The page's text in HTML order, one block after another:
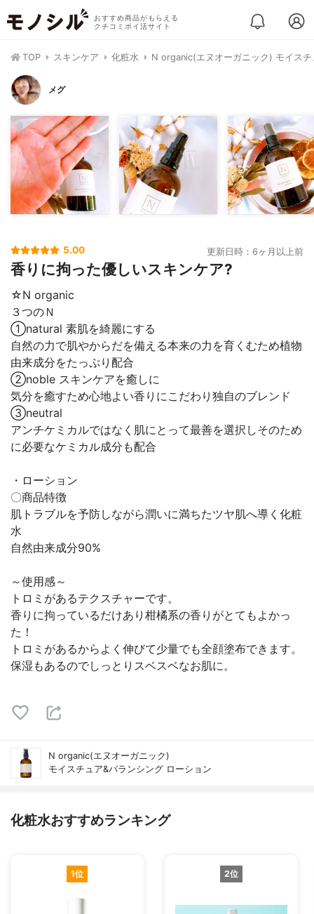
おすすめ商品がもらえる
クチコミポイ活サイト
TOP スキンケア 化粧水 N organic(エヌオーガニック) モイス
メグ
5.00 更新日時：6ヶ月以上前
香りに拘った優しいスキンケア?
☆N organic
３つのＮ
①natural 素肌を綺麗にする
自然の力で肌やからだを備える本来の力を育くむため植物
由来成分をたっぷり配合
②noble スキンケアを癒しに
気分を癒すため心地よい香りにこだわり独自のブレンド
③neutral
アンチケミカルではなく肌にとって最善を選択しそのため
に必要なケミカル成分も配合
・ローション
〇商品特徴
肌トラブルを予防しながら潤いに満ちたツヤ肌へ導く化粧
水
自然由来成分90%
～使用感～
トロミがあるテクスチャーです。
香りに拘っているだけあり柑橘系の香りがとてもよかっ
た！
トロミがあるからよく伸びて少量でも全顔塗布できます。
保湿もあるのでしっとりスベスベなお肌に。
N organic(エヌオーガニック)
モイスチュア&バランシング ローション
化粧水おすすめランキング
1位 2位